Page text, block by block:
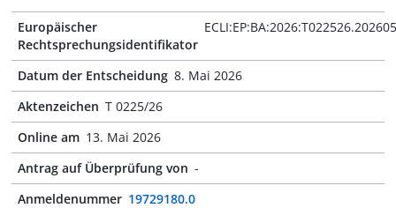
Europäischer
Rechtsprechungsidentifikator
Datum der Entscheidung 8. Mai 2026
Aktenzeichen T 0225/26
Online am 13. Mai 2026
Antrag auf Überprüfung von -
Anmeldenummer 19729180.0